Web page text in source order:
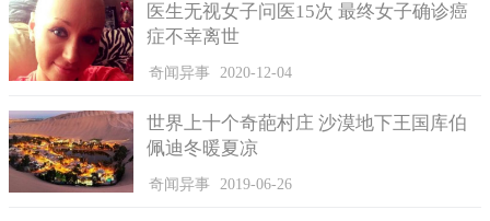
把鞋跟调整到只有0.1cm，则并不会感觉那么的强烈，甚至可以
说，是毫无知觉其差异的。而人体对于高度的感知是有局限的，
大角度的调整人体可以明显辨别，但是微小角度的差异，人体是
最后就是台阶落差的形成。每个台阶都必须要呈现自身的落
差度，务必不能用几十个台阶来实现一个台阶的阶梯落差，并且
第一个台阶的“下落层”需要跟下面台阶有垂直，也就说，本来应
医生无视女子问医15次 最终女子确诊癌
症不幸离世
奇闻异事 2020-12-04
世界上十个奇葩村庄 沙漠地下王国库伯
佩迪冬暖夏凉
奇闻异事 2019-06-26